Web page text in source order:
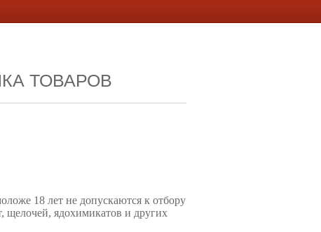
ТОВАРОВ
18 лет не допускаются к отбору
щелочей, ядохимикатов и других